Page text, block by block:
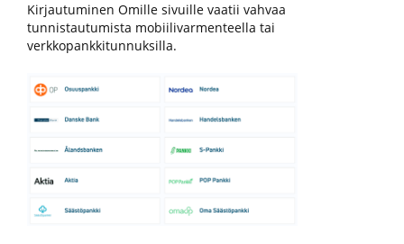
Kirjautuminen Omille sivuille vaatii vahvaa
tunnistautumista mobiilivarmenteella tai
verkkopankkitunnuksilla.